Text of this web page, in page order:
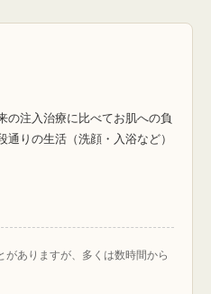
の注入治療に比べてお肌への負
りの生活（洗顔・入浴など）
ありますが、多くは数時間から